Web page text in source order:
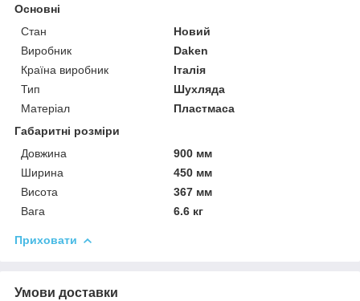
Основні
Стан
Новий
Виробник
Daken
Країна виробник
Італія
Тип
Шухляда
Матеріал
Пластмаса
Габаритні розміри
Довжина
900 мм
Ширина
450 мм
Висота
367 мм
Вага
6.6 кг
Приховати
Умови доставки